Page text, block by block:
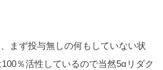
まず投与無しの何もしていない状
％活性しているので当然5αリダク